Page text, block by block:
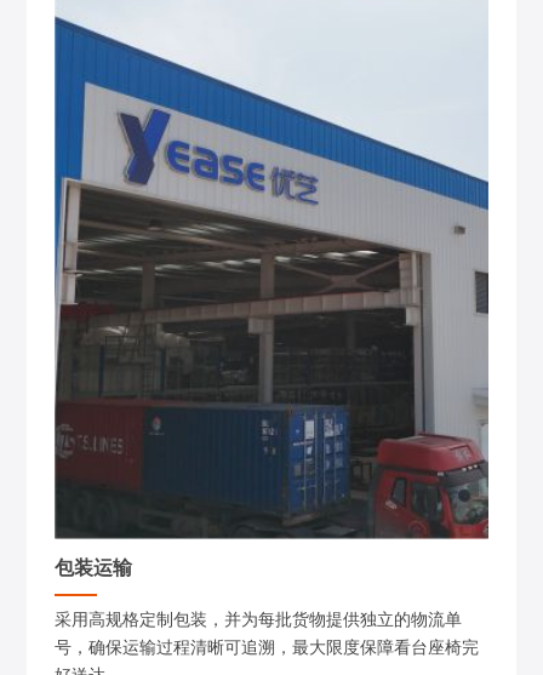
包装运输
采用高规格定制包装，并为每批货物提供独立的物流单
号，确保运输过程清晰可追溯，最大限度保障看台座椅完